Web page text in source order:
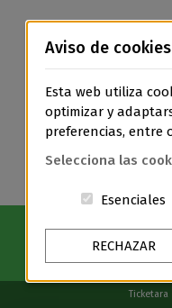
Aviso de cookies
Esta web utiliza
optimizar y
preferencias, entre
Selecciona las
Esenciales
RECHAZAR